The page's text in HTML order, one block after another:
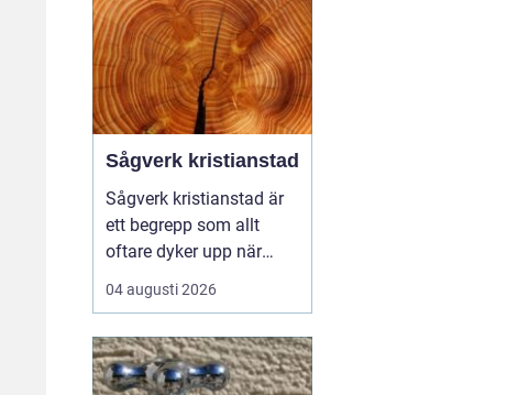
Sågverk kristianstad
Sågverk kristianstad är
ett begrepp som allt
oftare dyker upp när
husbyggare, snickare
och markägare söker
trävaror i nordöstra
skåne. Områdets långa
04 augusti 2026